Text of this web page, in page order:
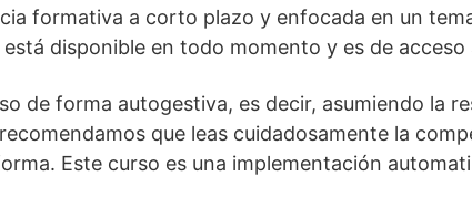
formativa a corto plazo y enfocada en un
disponible en todo momento y es de acceso
de forma autogestiva, es decir, asumiendo la
que leas cuidadosamente la
Este curso es una implementación